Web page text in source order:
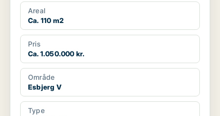
Areal
Ca. 110 m2
Pris
Ca. 1.050.000 kr.
Område
Esbjerg V
Type